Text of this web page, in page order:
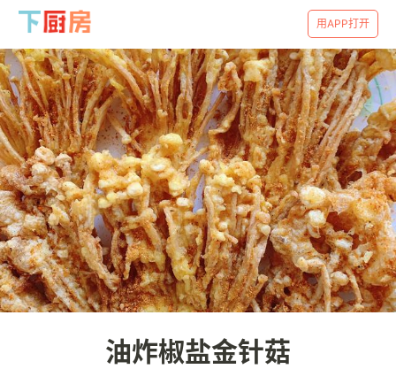
用APP打开
油炸椒盐金针菇